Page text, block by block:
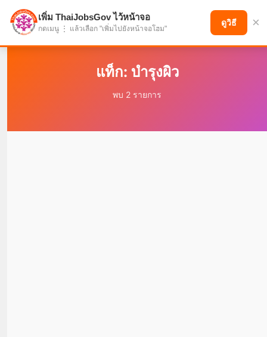
แบ่งปันโอกาส เพื่ออนาคตที่ก้าวหน้า
แท็ก: บำรุงผิว
พบ 2 รายการ
เพิ่ม ThaiJobsGov ไว้หน้าจอ
กดเมนู ⋮ แล้วเลือก "เพิ่มไปยังหน้าจอโฮม"
ดูวิธี ×